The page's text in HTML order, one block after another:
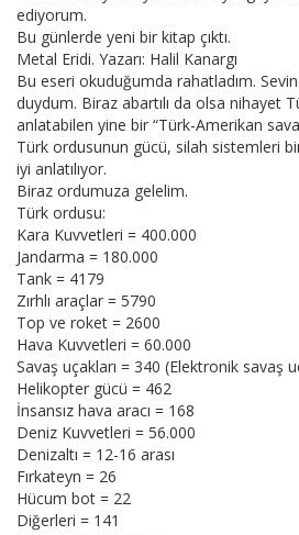
ediyorum.
Bu günlerde yeni bir kitap çıktı.
Metal Eridi. Yazarı: Halil Kanargı
Bu eseri okuduğumda rahatladım.
duydum. Biraz abartılı da olsa nihayet
anlatabilen yine bir “Türk-Amerikan
Türk ordusunun gücü, silah sistemleri
iyi anlatılıyor.
Biraz ordumuza gelelim.
Türk ordusu:
Kara Kuvvetleri = 400.000
Jandarma = 180.000
Tank = 4179
Zırhlı araçlar = 5790
Top ve roket = 2600
Hava Kuvvetleri = 60.000
Savaş uçakları = 340 (Elektronik savaş
Helikopter gücü = 462
İnsansız hava aracı = 168
Deniz Kuvvetleri = 56.000
Denizaltı = 12-16 arası
Fırkateyn = 26
Hücum bot = 22
Diğerleri = 141